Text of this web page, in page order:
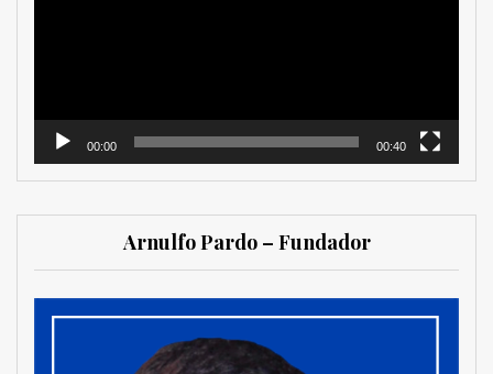
00:00 00:40
Arnulfo Pardo – Fundador